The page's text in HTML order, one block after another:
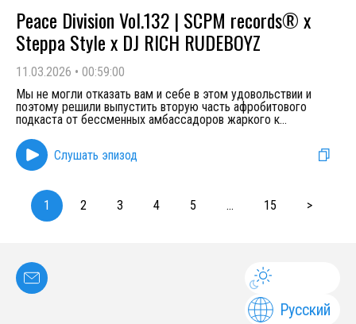
Peace Division Vol.132 | SCPM records® х
Steppa Style x DJ RICH RUDEBOYZ
11.03.2026 • 00:59:00
Мы не могли отказать вам и себе в этом удовольствии и
поэтому решили выпустить вторую часть афробитового
подкаста от бессменных амбассадоров жаркого к...
Слушать эпизод
1 2 3 4 5 ... 15 >
Русский